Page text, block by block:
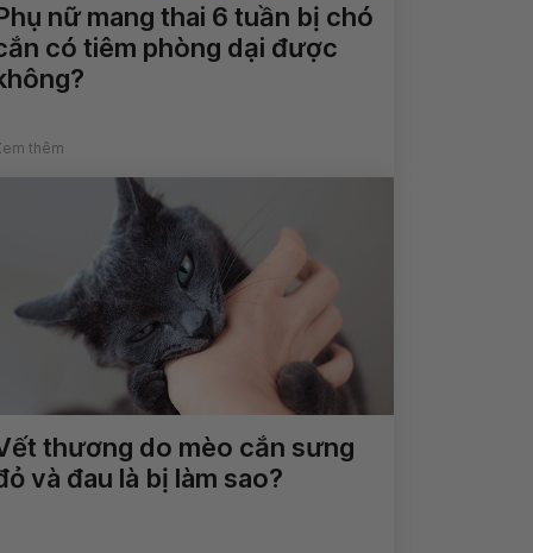
nữ mang thai 6 tuần bị chó
có tiêm phòng dại được
thêm
thương do mèo cắn sưng
và đau là bị làm sao?